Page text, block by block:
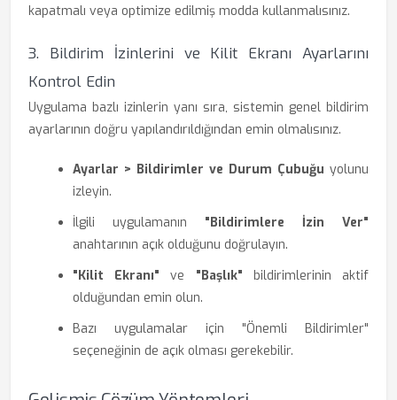
kapatmalı veya optimize edilmiş modda kullanmalısınız.
3. Bildirim İzinlerini ve Kilit Ekranı Ayarlarını
Kontrol Edin
Uygulama bazlı izinlerin yanı sıra, sistemin genel bildirim
ayarlarının doğru yapılandırıldığından emin olmalısınız.
Ayarlar > Bildirimler ve Durum Çubuğu yolunu
izleyin.
İlgili uygulamanın "Bildirimlere İzin Ver"
anahtarının açık olduğunu doğrulayın.
"Kilit Ekranı" ve "Başlık" bildirimlerinin aktif
olduğundan emin olun.
Bazı uygulamalar için "Önemli Bildirimler"
seçeneğinin de açık olması gerekebilir.